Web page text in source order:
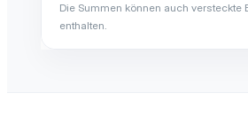
Die Summen können auch versteckte
enthalten.